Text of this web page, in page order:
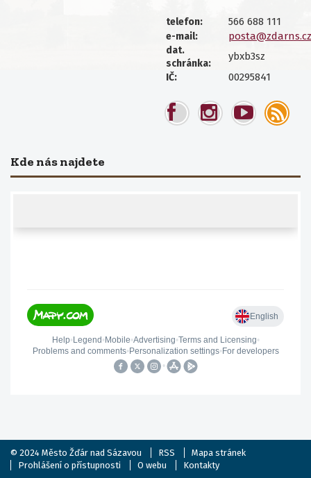
telefon: 566 688 111
e-mail: posta@zdarns.cz
dat.
schránka:
ybxb3sz
IČ: 00295841
Kde nás najdete
© 2024 Město Žďár nad Sázavou RSS
Mapa stránek
Prohlášení o přístupnosti
O webu Kontakty